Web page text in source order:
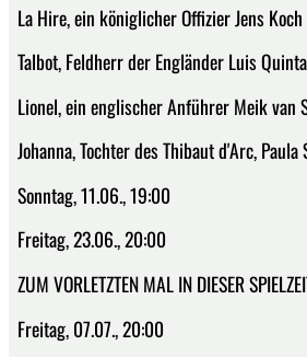
La Hire, ein königlicher Offizier Jens Koch
Talbot, Feldherr der Engländer Luis
Lionel, ein englischer Anführer Meik van
Johanna, Tochter des Thibaut d'Arc, Paula
Sonntag, 11.06., 19:00
Freitag, 23.06., 20:00
ZUM VORLETZTEN MAL IN DIESER
Freitag, 07.07., 20:00